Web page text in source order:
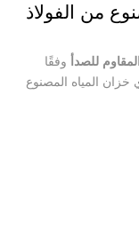
من الفولاذ
للصدأ وفقًا
خزان المياه المصنوع